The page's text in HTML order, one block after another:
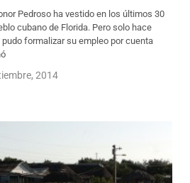
Pedroso ha vestido en los últimos 30
cubano de Florida. Pero solo hace
formalizar su empleo por cuenta
2014